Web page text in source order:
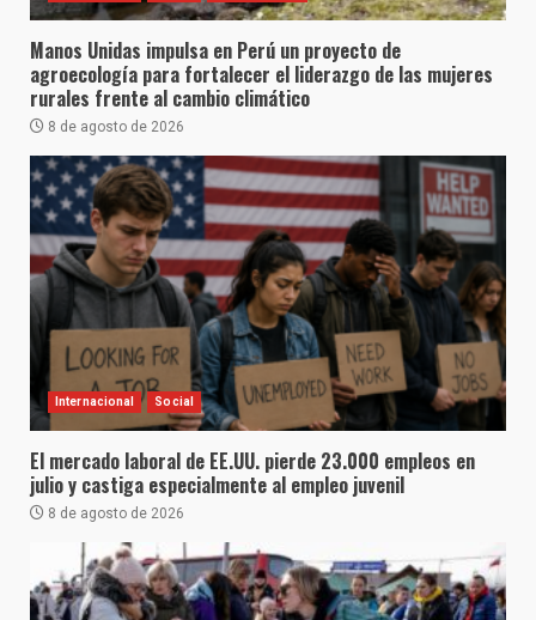
Manos Unidas impulsa en Perú un proyecto de
agroecología para fortalecer el liderazgo de las mujeres
rurales frente al cambio climático
8 de agosto de 2026
Internacional Social
El mercado laboral de EE.UU. pierde 23.000 empleos en
julio y castiga especialmente al empleo juvenil
8 de agosto de 2026